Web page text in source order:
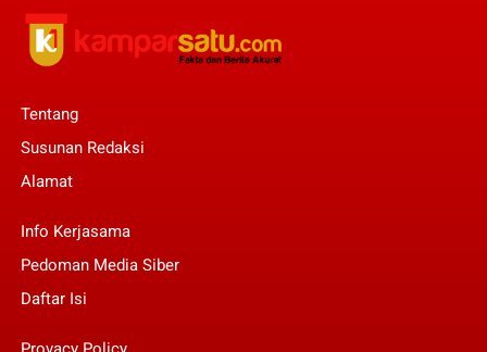
Tentang
Susunan Redaksi
Alamat
Info Kerjasama
Pedoman Media Siber
Daftar Isi